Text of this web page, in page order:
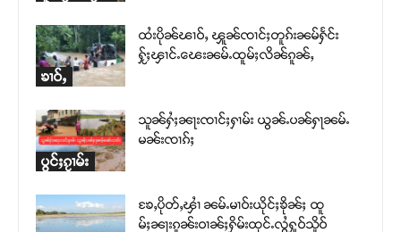
ၶၢဝ်ႇ
ထႆးပိုၼ်ၽၢဝ်ႇ ၾူၼ်ၸၢင်ႈတူၵ်းၼမ်ႁႅင်း
ႁႂ်ႈၾၢင်ႉၽေးၼမ်ႉထူမ်ႈလိၼ်ၵူၼ်ႇ
ပွင်ႈၵႂၢမ်း
သူၼ်ႁႆႈၼႃးၸၢင်ႈႁၢမ်း ယွၼ်ႉပၼ်ႁႃၼမ်ႉ
မၼ်းၸၢၵ်ႈ
ၶႄႇပိုတ်ႇၾၢႆ ၼမ်ႉမၢဝ်းယိုင်ႈၶိုၼ်ႈ ထူ
မ်ႈၼႃးၵူၼ်းဝၢၼ်ႈႁိမ်းထုင်ႉလွႆႁူဝ်သိူဝ်